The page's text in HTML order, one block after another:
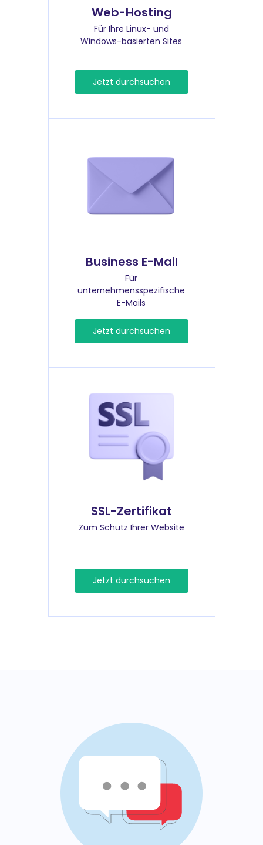
Web-Hosting
Für Ihre Linux- und
Windows-basierten Sites
Jetzt durchsuchen
Business E-Mail
Für
unternehmensspezifische
E-Mails
Jetzt durchsuchen
SSL-Zertifikat
Zum Schutz Ihrer Website
Jetzt durchsuchen